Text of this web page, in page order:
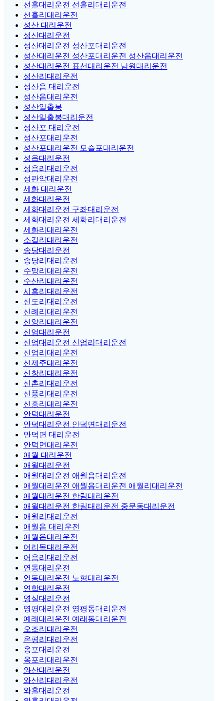
선흘대리운전 선흘리대리운전
선흘리대리운전
성산 대리운전
성산대리운전
성산대리운전 성산포대리운전
성산대리운전 성산포대리운전 성산읍대리운전
성산대리운전 표선대리운전 남원대리운전
성산리대리운전
성산읍 대리운전
성산읍대리운전
성산일출봉
성산일출봉대리운전
성산포 대리운전
성산포대리운전
성산포대리운전 모슬포대리운전
성읍대리운전
성읍리대리운전
성판악대리운전
세화 대리운전
세화대리운전
세화대리운전 구좌대리운전
세화대리운전 세화리대리운전
세화리대리운전
소길리대리운전
송당대리운전
송당리대리운전
수망리대리운전
수산리대리운전
시흥리대리운전
신도리대리운전
신례리대리운전
신양리대리운전
신엄대리운전
신엄대리운전 신엄리대리운전
신엄리대리운전
신제주대리운전
신창리대리운전
신촌리대리운전
신풍리대리운전
신흥리대리운전
안덕대리운전
안덕대리운전 안덕면대리운전
안덕면 대리운전
안덕면대리운전
애월 대리운전
애월대리운전
애월대리운전 애월읍대리운전
애월대리운전 애월읍대리운전 애월리대리운전
애월대리운전 한림대리운전
애월대리운전 한림대리운전 중문동대리운전
애월리대리운전
애월읍 대리운전
애월읍대리운전
어리목대리운전
어음리대리운전
연동대리운전
연동대리운전 노형대리운전
연합대리운전
영실대리운전
영평대리운전 영평동대리운전
예래대리운전 예래동대리운전
오조리대리운전
온평리대리운전
옹포대리운전
옹포리대리운전
와산대리운전
와산리대리운전
와흘대리운전